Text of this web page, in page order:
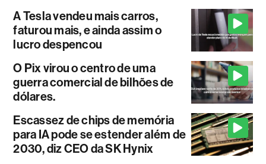
A Tesla vendeu mais carros,
faturou mais, e ainda assim o
lucro despencou
O Pix virou o centro de uma
guerra comercial de bilhões de
dólares.
Escassez de chips de memória
para IA pode se estender além de
2030, diz CEO da SK Hynix